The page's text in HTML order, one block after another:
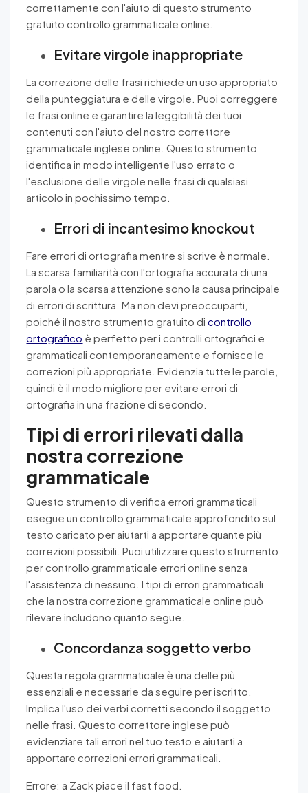
correttamente con l'aiuto di questo strumento
gratuito controllo grammaticale online.
Evitare virgole inappropriate
La correzione delle frasi richiede un uso appropriato
della punteggiatura e delle virgole. Puoi correggere
le frasi online e garantire la leggibilità dei tuoi
contenuti con l'aiuto del nostro correttore
grammaticale inglese online. Questo strumento
identifica in modo intelligente l'uso errato o
l'esclusione delle virgole nelle frasi di qualsiasi
articolo in pochissimo tempo.
Errori di incantesimo knockout
Fare errori di ortografia mentre si scrive è normale.
La scarsa familiarità con l'ortografia accurata di una
parola o la scarsa attenzione sono la causa principale
di errori di scrittura. Ma non devi preoccuparti,
poiché il nostro strumento gratuito dicontrollo
ortografico è perfetto per i controlli ortografici e
grammaticali contemporaneamente e fornisce le
correzioni più appropriate. Evidenzia tutte le parole,
quindi è il modo migliore per evitare errori di
ortografia in una frazione di secondo.
Tipi di errori rilevati dalla
nostra correzione
grammaticale
Questo strumento di verifica errori grammaticali
esegue un controllo grammaticale approfondito sul
testo caricato per aiutarti a apportare quante più
correzioni possibili. Puoi utilizzare questo strumento
per controllo grammaticale errori online senza
l'assistenza di nessuno. I tipi di errori grammaticali
che la nostra correzione grammaticale online può
rilevare includono quanto segue.
Concordanza soggetto verbo
Questa regola grammaticale è una delle più
essenziali e necessarie da seguire per iscritto.
Implica l'uso dei verbi corretti secondo il soggetto
nelle frasi. Questo correttore inglese può
evidenziare tali errori nel tuo testo e aiutarti a
apportare correzioni errori grammaticali.
Errore: a Zack piace il fast food.